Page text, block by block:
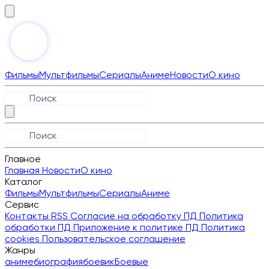
ФильмыМультфильмыСериалыАнимеНовостиО кино
Главное
Главная НовостиО кино
Каталог
ФильмыМультфильмыСериалыАниме
Сервис
Контакты RSS Согласие на обработку ПД Политика
обработки ПД Приложение к политике ПД Политика
cookies Пользовательское соглашение
Жанры
анимебиографиябоевикБоевые